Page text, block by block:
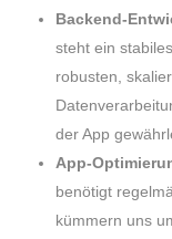
Backend-
steht ein
robusten,
der App
App-
benötigt
kümmern uns